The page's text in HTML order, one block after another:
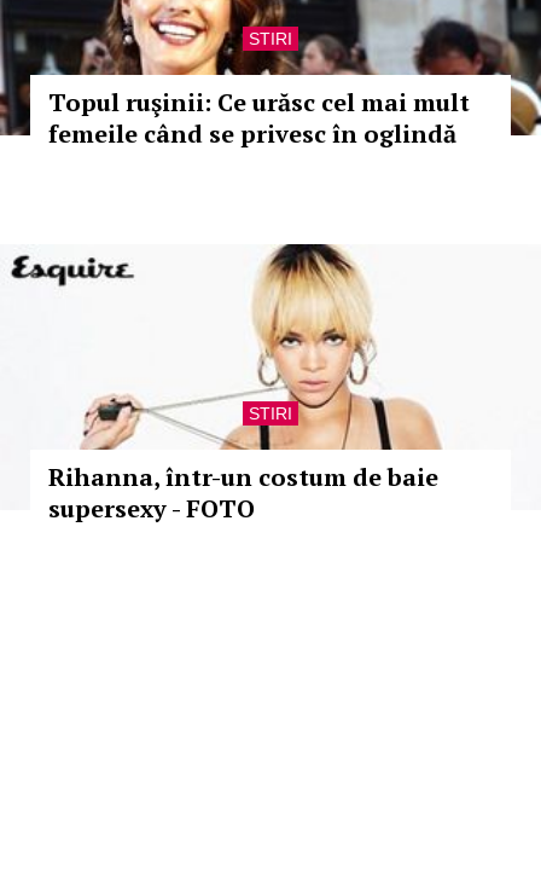
STIRI
Topul ruşinii: Ce urăsc cel mai mult
femeile când se privesc în oglindă
STIRI
Rihanna, într-un costum de baie
supersexy - FOTO